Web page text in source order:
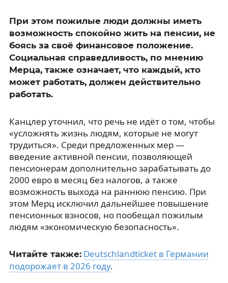
При этом пожилые люди должны иметь
возможность спокойно жить на пенсии, не
боясь за своё финансовое положение.
Социальная справедливость, по мнению
Мерца, также означает, что каждый, кто
может работать, должен действительно
работать.
Канцлер уточнил, что речь не идёт о том, чтобы
«усложнять жизнь людям, которые не могут
трудиться». Среди предложенных мер —
введение активной пенсии, позволяющей
пенсионерам дополнительно зарабатывать до
2000 евро в месяц без налогов, а также
возможность выхода на раннюю пенсию. При
этом Мерц исключил дальнейшее повышение
пенсионных взносов, но пообещал пожилым
людям «экономическую безопасность».
Читайте также: Deutschlandticket в Германии
подорожает в 2026 году.